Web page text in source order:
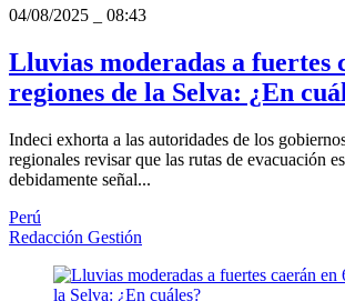
04/08/2025
08:43
Lluvias moderadas a fuertes
regiones de la Selva: ¿En
Indeci exhorta a las autoridades de los
regionales revisar que las rutas de evacuación
debidamente señal...
Perú
Redacción Gestión